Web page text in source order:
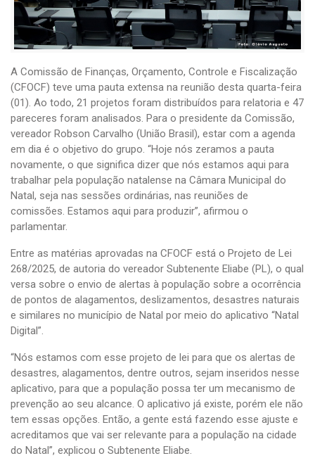
A Comissão de Finanças, Orçamento, Controle e Fiscalização
(CFOCF) teve uma pauta extensa na reunião desta quarta-feira
(01). Ao todo, 21 projetos foram distribuídos para relatoria e 47
pareceres foram analisados. Para o presidente da Comissão,
vereador Robson Carvalho (União Brasil), estar com a agenda
em dia é o objetivo do grupo. “Hoje nós zeramos a pauta
novamente, o que significa dizer que nós estamos aqui para
trabalhar pela população natalense na Câmara Municipal do
Natal, seja nas sessões ordinárias, nas reuniões de
comissões. Estamos aqui para produzir”, afirmou o
parlamentar.
Entre as matérias aprovadas na CFOCF está o Projeto de Lei
268/2025, de autoria do vereador Subtenente Eliabe (PL), o qual
versa sobre o envio de alertas à população sobre a ocorrência
de pontos de alagamentos, deslizamentos, desastres naturais
e similares no município de Natal por meio do aplicativo “Natal
Digital”.
“Nós estamos com esse projeto de lei para que os alertas de
desastres, alagamentos, dentre outros, sejam inseridos nesse
aplicativo, para que a população possa ter um mecanismo de
prevenção ao seu alcance. O aplicativo já existe, porém ele não
tem essas opções. Então, a gente está fazendo esse ajuste e
acreditamos que vai ser relevante para a população na cidade
do Natal”, explicou o Subtenente Eliabe.